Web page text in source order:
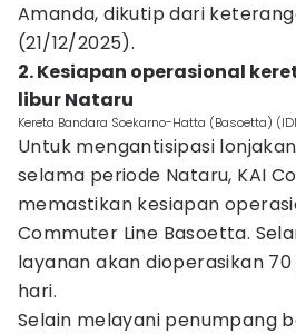
Amanda, dikutip dari
(21/12/2025).
2. Kesiapan operasional
libur Nataru
Kereta Bandara Soekarno-Hatta (Basoetta)
Untuk mengantisipasi
selama periode Nataru, KAI
memastikan kesiapan
Commuter Line Basoetta.
layanan akan dioperasikan
hari.
Selain melayani penumpang